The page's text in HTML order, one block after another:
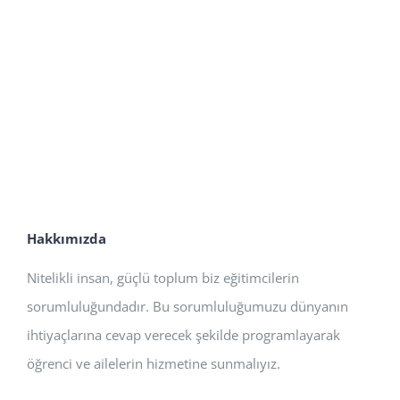
Hakkımızda
Nitelikli insan, güçlü toplum biz eğitimcilerin
sorumluluğundadır. Bu sorumluluğumuzu dünyanın
ihtiyaçlarına cevap verecek şekilde programlayarak
öğrenci ve ailelerin hizmetine sunmalıyız.